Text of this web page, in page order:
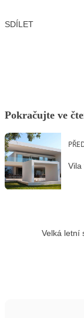
SDÍLET
Pokračujte ve
Vila
Velká letní